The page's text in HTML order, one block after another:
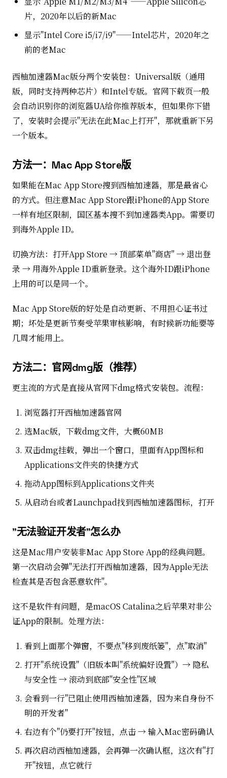
片，2020年以后的新Mac
显示"Intel Core i5/i7/i9"——Intel芯片，2020年之
前的老Mac
西柚加速器Mac版分两个安装包：Universal版（通用
版，同时支持两种芯片）和Intel专版。官网下载页一般
会自动识别你的浏览器UA给你推荐版本，但如果你下错
了，安装时会提示"无法在此Mac上打开"，那就重新下另
一个版本。
方法一：Mac App Store版
如果能在Mac App Store搜到西柚加速器，那是最省心
的方式。但注意Mac App Store跟iPhone的App Store
一样有地区限制，国区基本搜不到加速器类App。需要切
到海外Apple ID。
切换方法：打开App Store → 顶部菜单"商店" → 退出登
录 → 用海外Apple ID重新登录。这个海外ID跟iPhone
上用的可以是同一个。
Mac App Store版的好处是自动更新、不用担心证书过
期；坏处是更新节奏受苹果审核影响，有时候新功能要等
几周才能用上。
方法二：官网dmg版（推荐）
更主流的方式是直接从官网下dmg格式安装包。流程：
浏览器打开西柚加速器官网
选Mac版，下载dmg文件，大概60MB
双击dmg挂载，弹出一个窗口，里面有App图标和
Applications文件夹的快捷方式
拖动App图标到Applications文件夹
从启动台或者Launchpad找到西柚加速器图标，打开
"无法验证开发者"怎么办
这是Mac用户安装非Mac App Store App的经典问题。
第一次启动会弹"无法打开西柚加速器，因为Apple无法
检查其是否包含恶意软件"。
这不是软件有问题，是macOS Catalina之后苹果对非公
证App的限制。处理方法：
看到上面那个弹窗，不要点"移到废纸篓"，点"取消"
打开"系统设置"（旧版本叫"系统偏好设置"）→ 隐私
与安全性 → 滚动到底部"安全性"区域
会看到一行"已阻止使用西柚加速器，因为来自身份不
明的开发者"
右边有个"仍要打开"按钮，点击 → 输入Mac密码确认
再次启动西柚加速器，会再弹一次确认框，这次有"打
开"按钮，点它就行